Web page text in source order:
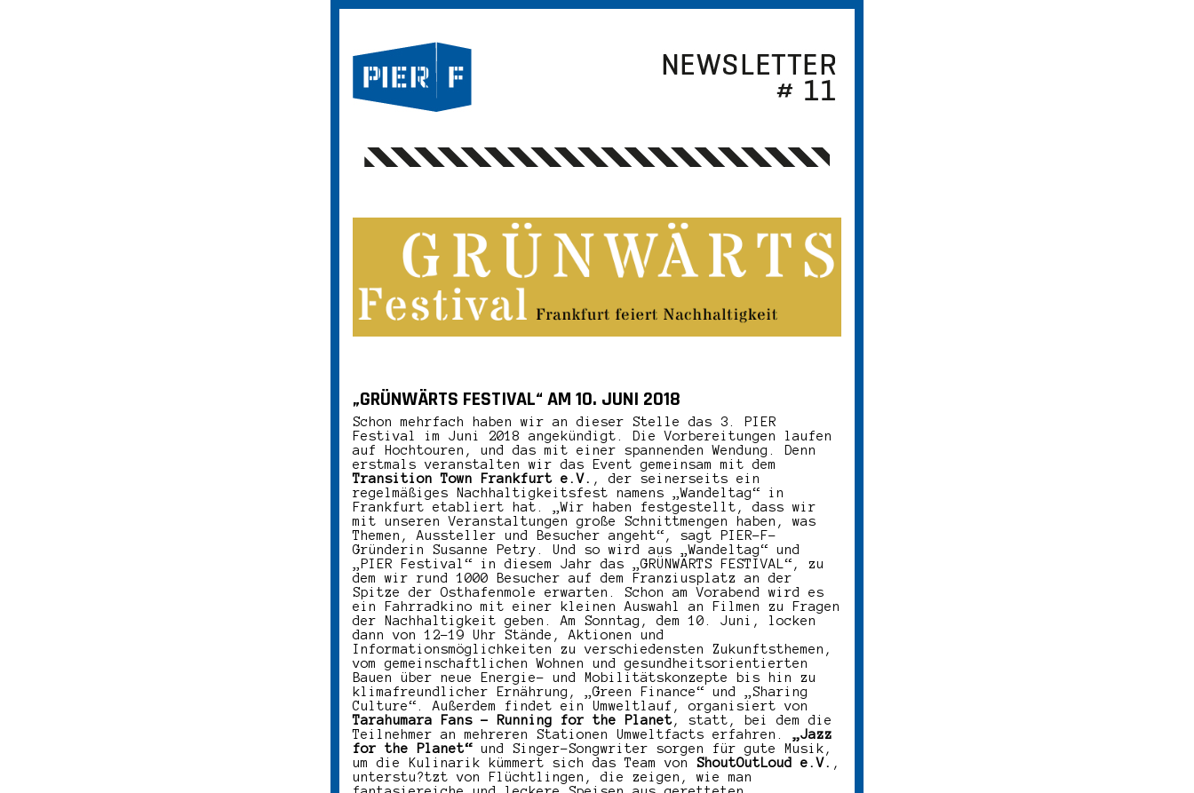
„GRÜNWÄRTS FESTIVAL“ AM 10. JUNI 2018
Schon mehrfach haben wir an dieser Stelle das 3. PIER
Festival im Juni 2018 angekündigt. Die Vorbereitungen laufen
auf Hochtouren, und das mit einer spannenden Wendung. Denn
erstmals veranstalten wir das Event gemeinsam mit dem
Transition Town Frankfurt e.V. , der seinerseits ein
regelmäßiges Nachhaltigkeitsfest namens „Wandeltag“ in
Frankfurt etabliert hat. „Wir haben festgestellt, dass wir
mit unseren Veranstaltungen große Schnittmengen haben, was
Themen, Aussteller und Besucher angeht“, sagt PIER-F-
Gründerin Susanne Petry. Und so wird aus „Wandeltag“ und
„PIER Festival“ in diesem Jahr das „GRÜNWÄRTS FESTIVAL“, zu
dem wir rund 1000 Besucher auf dem Franziusplatz an der
Spitze der Osthafenmole erwarten. Schon am Vorabend wird es
ein Fahrradkino mit einer kleinen Auswahl an Filmen zu Fragen
der Nachhaltigkeit geben. Am Sonntag, dem 10. Juni, locken
dann von 12–19 Uhr Stände, Aktionen und
Informationsmöglichkeiten zu verschiedensten Zukunftsthemen,
vom gemeinschaftlichen Wohnen und gesundheitsorientierten
Bauen über neue Energie- und Mobilitätskonzepte bis hin zu
klimafreundlicher Ernährung, „Green Finance“ und „Sharing
Culture“. Außerdem findet ein Umweltlauf, organisiert von
Tarahumara Fans – Running for the Planet, statt, bei dem die
Teilnehmer an mehreren Stationen Umweltfacts erfahren. „Jazz
for the Planet“ und Singer-Songwriter sorgen für gute Musik,
um die Kulinarik kümmert sich das Team von ShoutOutLoud e.V. ,
unterstu?tzt von Flüchtlingen, die zeigen, wie man